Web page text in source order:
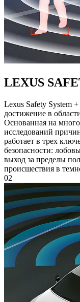
LEXUS
Lexus Safety System
достижение в
Основанная на
исследований
работает в трех
безопасности:
выход за пределы
происшествия в
02